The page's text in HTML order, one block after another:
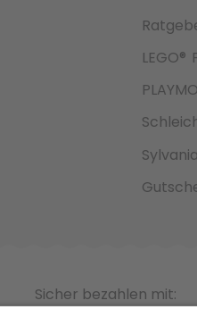
LEGO®
Sicher bezahlen mit: